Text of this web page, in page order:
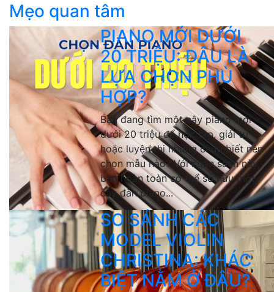
Mẹo quan tâm
PIANO MỚI DƯỚI
20 TRIỆU: ĐÂU LÀ
LỰA CHỌN PHÙ
HỢP?
Bạn đang tìm một cây piano mới
dưới 20 triệu để học tập, giải trí
hoặc luyện thi nhưng chưa biết nên
chọn mẫu nào? Với ngân sách này,
bạn hoàn toàn có thể sở hữu một
cây đàn piano...
SO SÁNH CÁC
MODEL VIOLIN
CHRISTINA: KHÁC
BIỆT NẰM Ở ĐÂU?